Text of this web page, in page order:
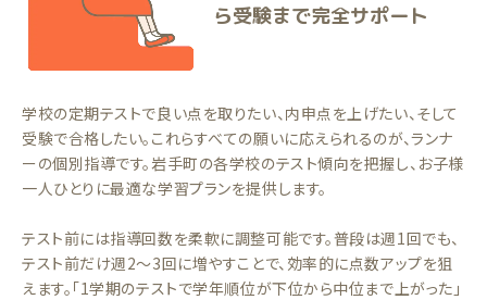
ら受験まで完全サポート
学校の定期テストで良い点を取りたい、内申点を上げたい、そして
受験で合格したい。これらすべての願いに応えられるのが、ランナ
ーの個別指導です。岩手町の各学校のテスト傾向を把握し、お子様
一人ひとりに最適な学習プランを提供します。
テスト前には指導回数を柔軟に調整可能です。普段は週1回でも、
テスト前だけ週2〜3回に増やすことで、効率的に点数アップを狙
えます。「1学期のテストで学年順位が下位から中位まで上がった」